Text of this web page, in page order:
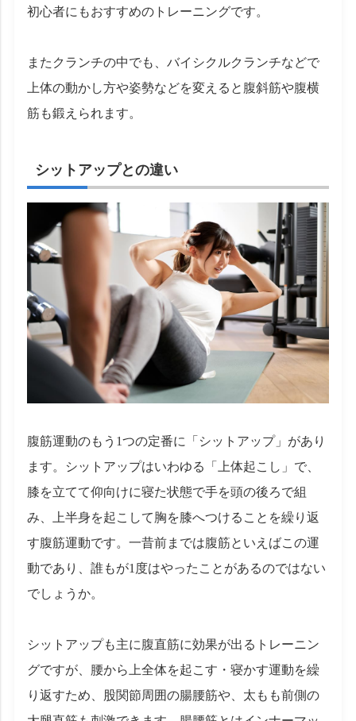
初心者にもおすすめのトレーニングです。
またクランチの中でも、バイシクルクランチなどで
上体の動かし方や姿勢などを変えると腹斜筋や腹横
筋も鍛えられます。
シットアップとの違い
腹筋運動のもう1つの定番に「シットアップ」があり
ます。シットアップはいわゆる「上体起こし」で、
膝を立てて仰向けに寝た状態で手を頭の後ろで組
み、上半身を起こして胸を膝へつけることを繰り返
す腹筋運動です。一昔前までは腹筋といえばこの運
動であり、誰もが1度はやったことがあるのではない
でしょうか。
シットアップも主に腹直筋に効果が出るトレーニン
グですが、腰から上全体を起こす・寝かす運動を繰
り返すため、股関節周囲の腸腰筋や、太もも前側の